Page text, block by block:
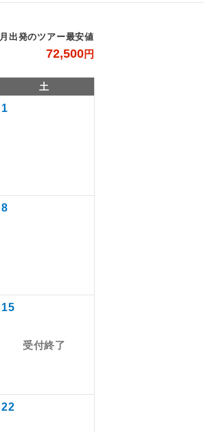
月出発のツアー最安値
72,500円
土
1
8
15
受付終了
22